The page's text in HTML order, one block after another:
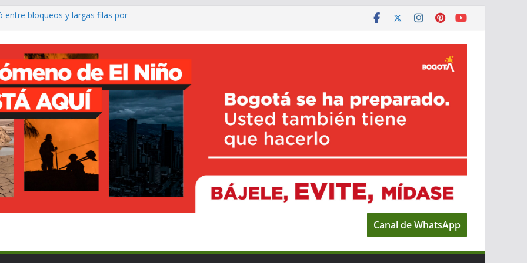
entre bloqueos y largas filas por
Mojana con el nuevo Centro de
Majagual
contaminación de ríos por
Dagua
del ELN para atemorizar en
Canal de WhatsApp